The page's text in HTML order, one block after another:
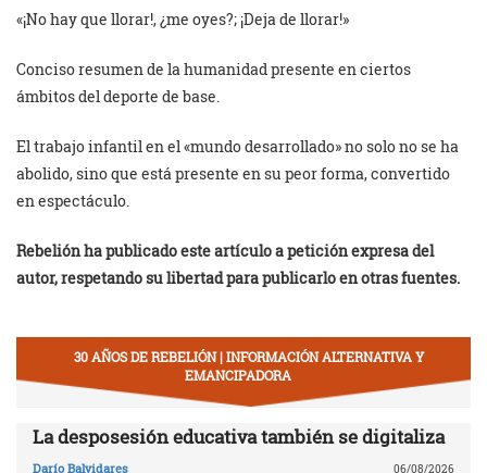
«¡No hay que llorar!, ¿me oyes?; ¡Deja de llorar!»
Conciso resumen de la humanidad presente en ciertos
ámbitos del deporte de base.
El trabajo infantil en el «mundo desarrollado» no solo no se ha
abolido, sino que está presente en su peor forma, convertido
en espectáculo.
Rebelión ha publicado este artículo a petición expresa del
autor, respetando su libertad para publicarlo en otras fuentes.
30 AÑOS DE REBELIÓN | INFORMACIÓN ALTERNATIVA Y
EMANCIPADORA
La desposesión educativa también se digitaliza
Darío Balvidares 06/08/2026